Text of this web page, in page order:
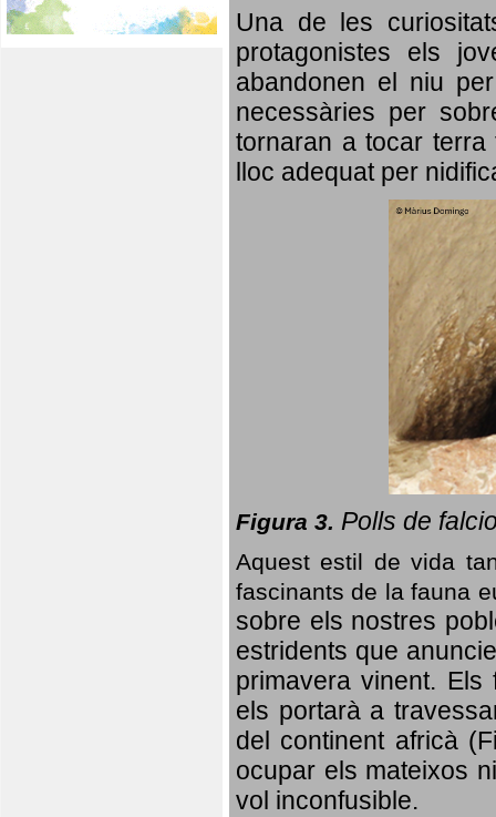
Una de les
protagonistes els
abandonen el niu
necessàries per
tornaran a tocar
lloc adequat per
Figura 3. Polls de
Aquest estil de vida
fascinants de la fauna
sobre els nostres
estridents que
primavera vinent. Els
els portarà a
del continent africà
ocupar els mateixos
vol inconfusible.